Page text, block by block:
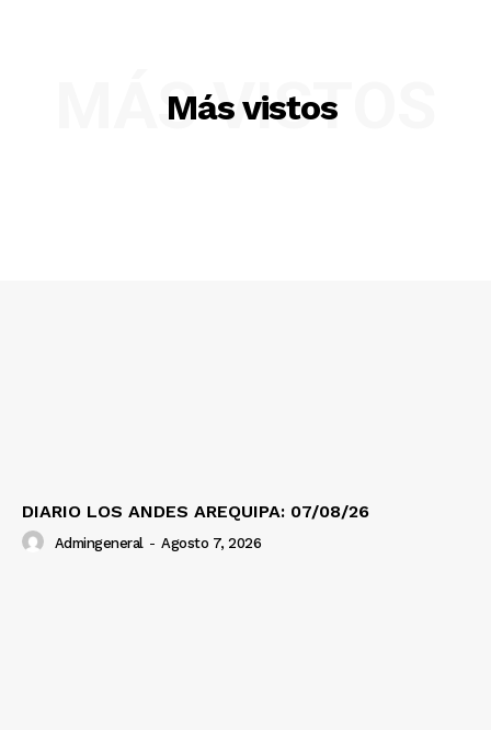
Más vistos
MÁS VISTOS
DIARIO LOS ANDES AREQUIPA: 07/08/26
Admingeneral - Agosto 7, 2026